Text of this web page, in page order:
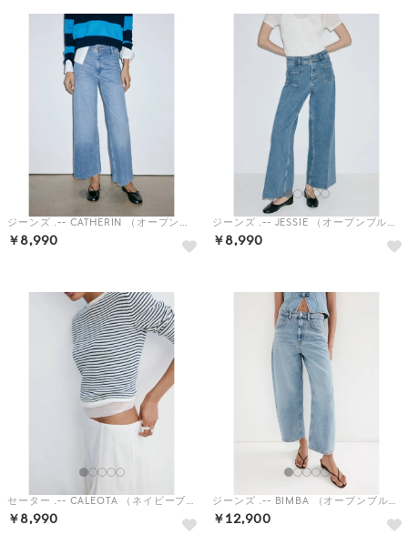
ジーンズ .-- CATHERIN （オープンブルー）
￥8,990
ジーンズ .-- JESSIE （オープンブルー）
￥8,990
セーター .-- CALEOTA （ネイビーブルー）
￥8,990
ジーンズ .-- BIMBA （オープンブルー）
￥12,900